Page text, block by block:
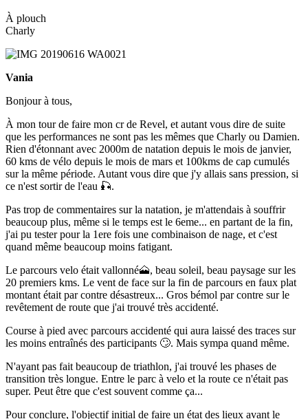
À plouch
Charly
Vania
Bonjour à tous,
À mon tour de faire mon cr de Revel, et autant vous dire de suite
que les performances ne sont pas les mêmes que Charly ou Damien.
Rien d'étonnant avec 2000m de natation depuis le mois de janvier,
60 kms de vélo depuis le mois de mars et 100kms de cap cumulés
sur la même période. Autant vous dire que j'y allais sans pression, si
ce n'est sortir de l'eau 🎣.
Pas trop de commentaires sur la natation, je m'attendais à souffrir
beaucoup plus, même si le temps est le 6eme... en partant de la fin,
j'ai pu tester pour la 1ere fois une combinaison de nage, et c'est
quand même beaucoup moins fatigant.
Le parcours velo était vallonné🗻, beau soleil, beau paysage sur les
20 premiers kms. Le vent de face sur la fin de parcours en faux plat
montant était par contre désastreux... Gros bémol par contre sur le
revêtement de route que j'ai trouvé très accidenté.
Course à pied avec parcours accidenté qui aura laissé des traces sur
les moins entraînés des participants 🙄. Mais sympa quand même.
N'ayant pas fait beaucoup de triathlon, j'ai trouvé les phases de
transition très longue. Entre le parc à velo et la route ce n'était pas
super. Peut être que c'est souvent comme ça...
Pour conclure, l'objectif initial de faire un état des lieux avant le